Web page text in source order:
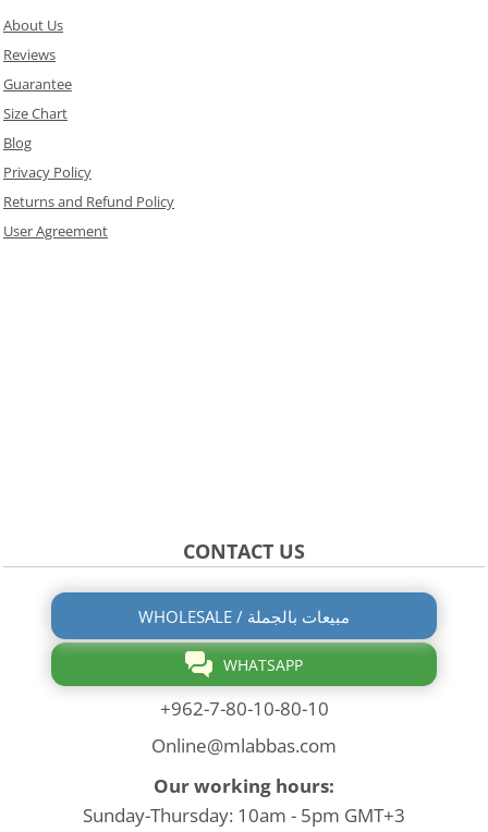
About Us
Reviews
Guarantee
Size Chart
Blog
Privacy Policy
Returns and Refund Policy
User Agreement
CONTACT US
WHOLESALE / مبيعات بالجملة
WHATSAPP
+962-7-80-10-80-10
Online@mlabbas.com
Our working hours:
Sunday-Thursday: 10am - 5pm GMT+3